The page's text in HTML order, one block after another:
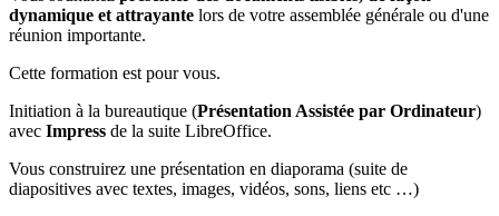
dynamique et attrayante lors de votre assemblée générale ou d'une
réunion importante.
Cette formation est pour vous.
Initiation à la bureautique (Présentation Assistée par Ordinateur)
avec Impress de la suite LibreOffice.
Vous construirez une présentation en diaporama (suite de
diapositives avec textes, images, vidéos, sons, liens etc …)